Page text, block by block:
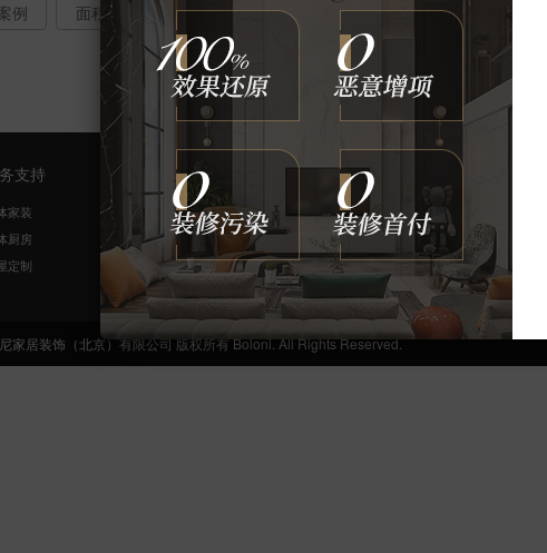
例 面积排序
支持
家装
厨房
定制
量房设计
在线咨询
网络申请
咨询我们
400-6868-692
周一至周日 24小时免费服务热线
家居装饰（北京）有限公司 版权所有 Boloni. All Rights Reserved.